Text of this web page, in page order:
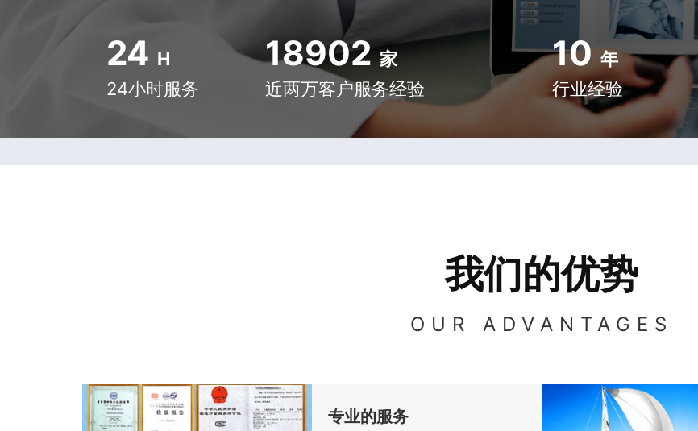
24 H
24小时服务
18902 家
近两万客户服务经验
10 年
行业经验
我们的优势
OUR ADVANTAGES
专业的服务